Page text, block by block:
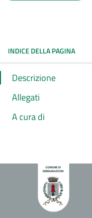
INDICE DELLA PAGINA
Descrizione
Allegati
A cura di